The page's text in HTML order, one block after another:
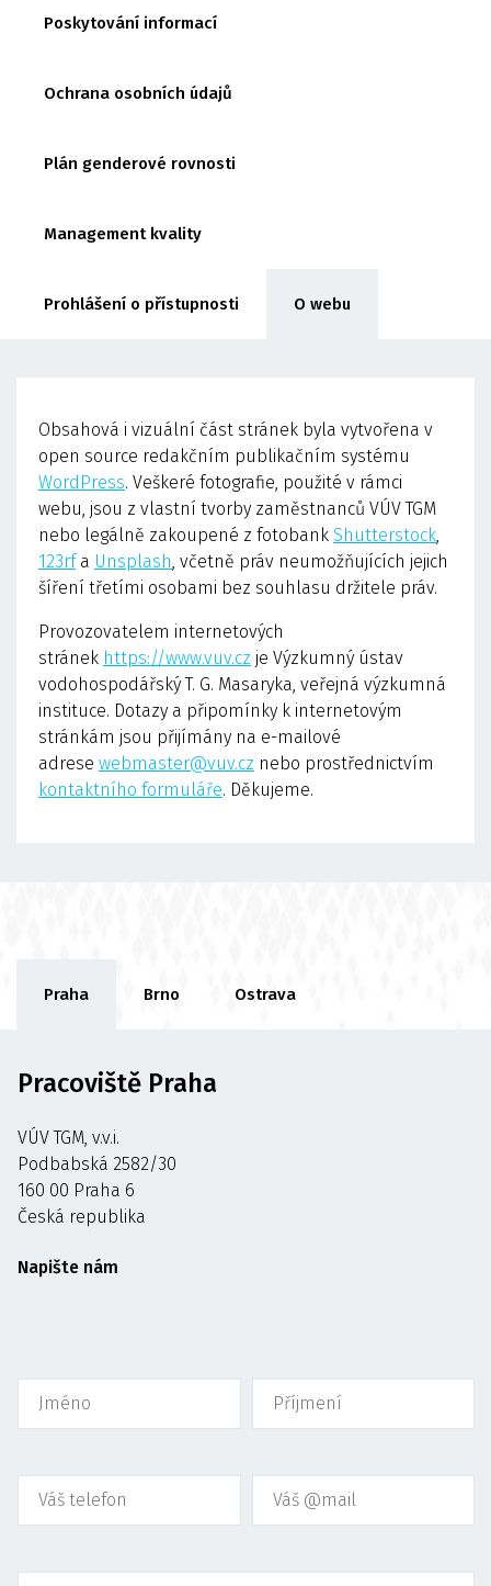
Poskytování informací
Ochrana osobních údajů
Plán genderové rovnosti
Management kvality
Prohlášení o přístupnosti O webu
Obsahová i vizuální část stránek byla vytvořena v
open source redakčním publikačním systému
WordPress. Veškeré fotografie, použité v rámci
webu, jsou z vlastní tvorby zaměstnanců VÚV TGM
nebo legálně zakoupené z fotobank Shutterstock
123rfa Unsplash , včetně práv neumožňujících jejich
šíření třetími osobami bez souhlasu držitele práv.
Provozovatelem internetových
stránek https://www.vuv.cz je Výzkumný ústav
vodohospodářský T. G. Masaryka, veřejná výzkumná
instituce. Dotazy a připomínky k internetovým
stránkám jsou přijímány na e-mailové
adrese webmaster@vuv.cz nebo prostřednictvím
kontaktního formuláře. Děkujeme.
Praha Brno Ostrava
Pracoviště Praha
VÚV TGM, v.v.i.
Podbabská 2582/30
160 00 Praha 6
Česká republika
Napište nám